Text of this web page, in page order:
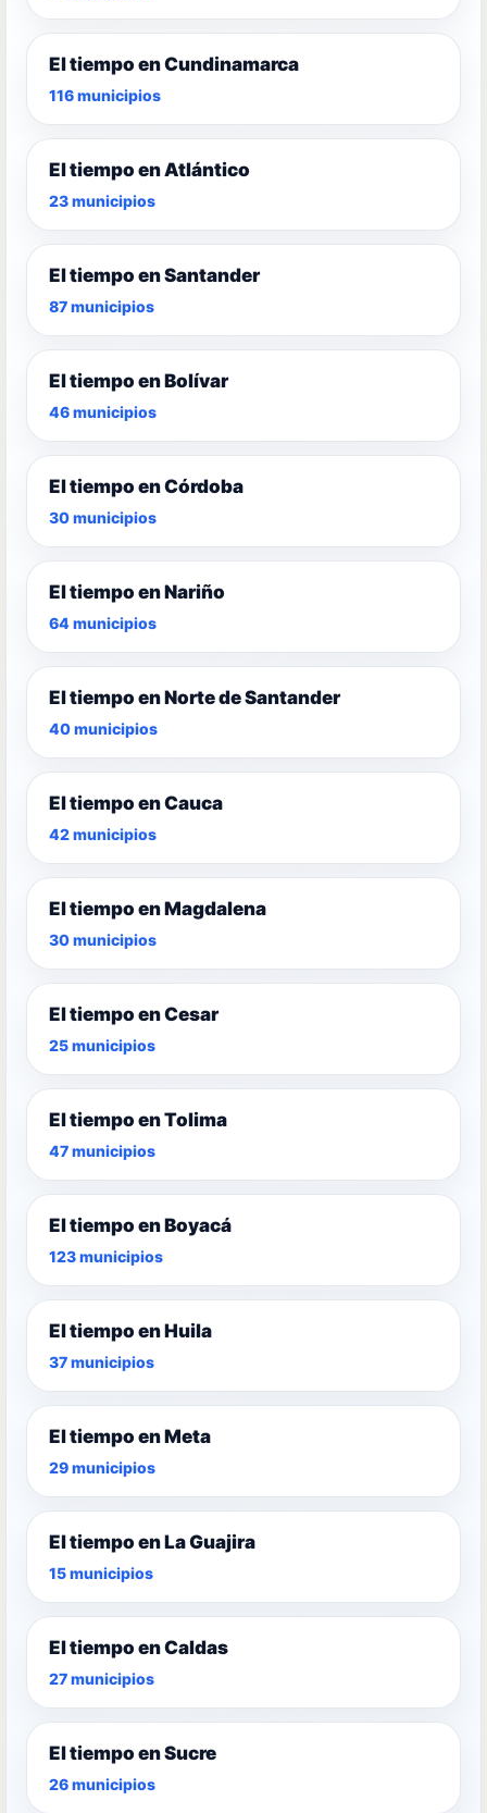
El tiempo en Cundinamarca
116 municipios
El tiempo en Atlántico
23 municipios
El tiempo en Santander
87 municipios
El tiempo en Bolívar
46 municipios
El tiempo en Córdoba
30 municipios
El tiempo en Nariño
64 municipios
El tiempo en Norte de Santander
40 municipios
El tiempo en Cauca
42 municipios
El tiempo en Magdalena
30 municipios
El tiempo en Cesar
25 municipios
El tiempo en Tolima
47 municipios
El tiempo en Boyacá
123 municipios
El tiempo en Huila
37 municipios
El tiempo en Meta
29 municipios
El tiempo en La Guajira
15 municipios
El tiempo en Caldas
27 municipios
El tiempo en Sucre
26 municipios